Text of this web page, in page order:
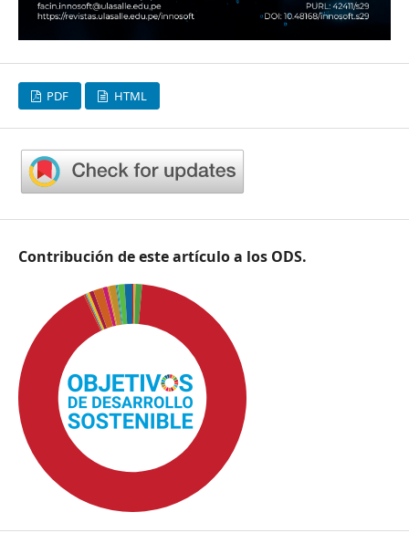
PDF HTML
Contribución de este artículo a los ODS.